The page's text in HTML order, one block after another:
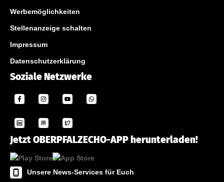
Werbemöglichkeiten
Stellenanzeige schalten
Impressum
Datenschutzerklärung
Soziale Netzwerke
Jetzt OBERPFALZECHO-APP herunterladen!
Unsere News-Services für Euch